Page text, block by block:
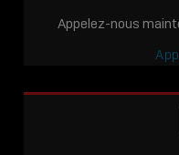
Appelez-nous